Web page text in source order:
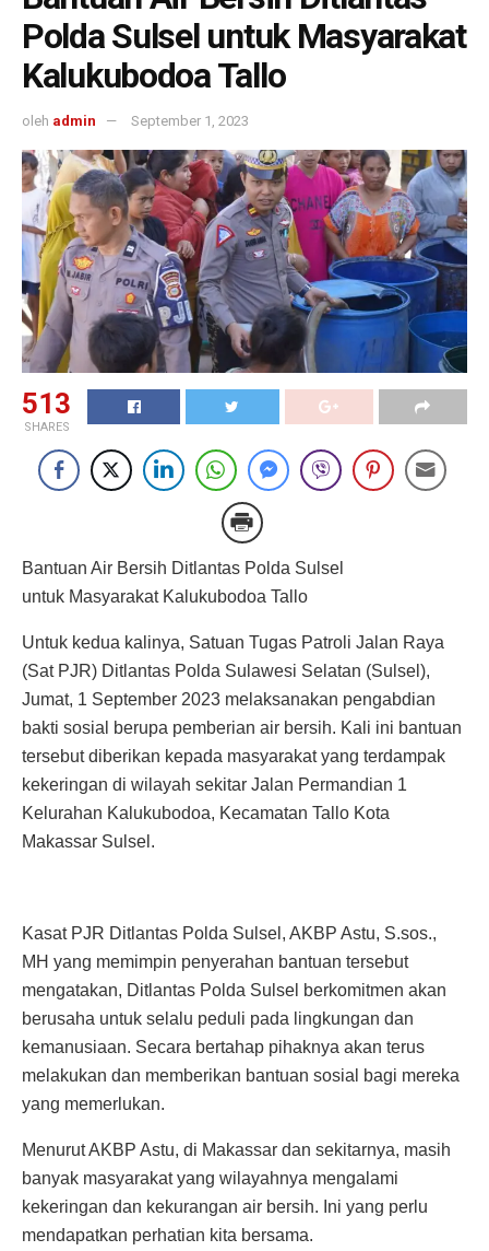
Polda Sulsel untuk Masyarakat
Kalukubodoa Tallo
oleh admin September 1, 2023
513
SHARES
Bantuan Air Bersih Ditlantas Polda Sulsel
untuk Masyarakat Kalukubodoa Tallo
Untuk kedua kalinya, Satuan Tugas Patroli Jalan Raya
(Sat PJR) Ditlantas Polda Sulawesi Selatan (Sulsel),
Jumat, 1 September 2023 melaksanakan pengabdian
bakti sosial berupa pemberian air bersih. Kali ini bantuan
tersebut diberikan kepada masyarakat yang terdampak
kekeringan di wilayah sekitar Jalan Permandian 1
Kelurahan Kalukubodoa, Kecamatan Tallo Kota
Makassar Sulsel.
Kasat PJR Ditlantas Polda Sulsel, AKBP Astu, S.sos.,
MH yang memimpin penyerahan bantuan tersebut
mengatakan, Ditlantas Polda Sulsel berkomitmen akan
berusaha untuk selalu peduli pada lingkungan dan
kemanusiaan. Secara bertahap pihaknya akan terus
melakukan dan memberikan bantuan sosial bagi mereka
yang memerlukan.
Menurut AKBP Astu, di Makassar dan sekitarnya, masih
banyak masyarakat yang wilayahnya mengalami
kekeringan dan kekurangan air bersih. Ini yang perlu
mendapatkan perhatian kita bersama.